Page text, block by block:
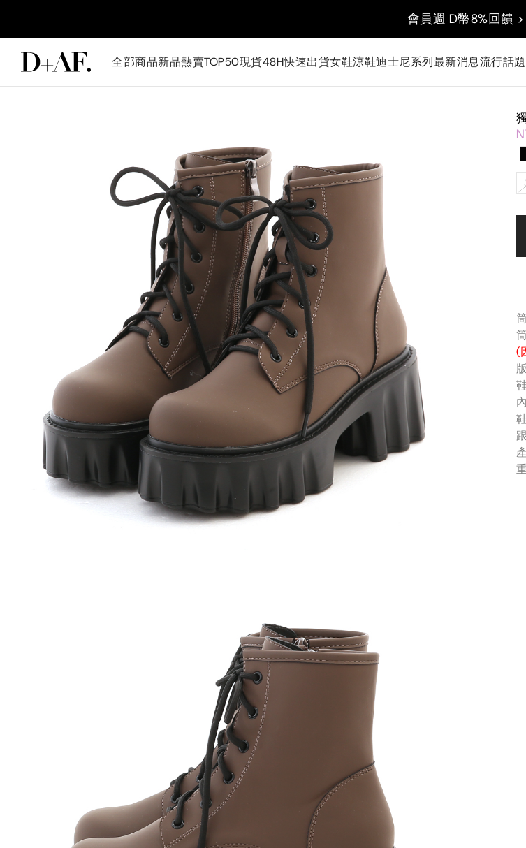
會員週 D幣8%回饋
全部商品新品熱賣TOP50現貨48H快速出貨女鞋涼鞋迪士尼系列最新消息流行話題
(